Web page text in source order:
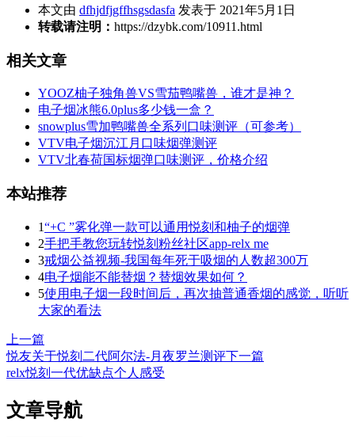
本文由 dfhjdfjgffhsgsdasfa 发表于 2021年5月1日
转载请注明： https://dzybk.com/10911.html
相关文章
YOOZ柚子独角兽VS雪茄鸭嘴兽，谁才是神？
电子烟冰熊6.0plus多少钱一盒？
snowplus雪加鸭嘴兽全系列口味测评（可参考）
VTV电子烟沉江月口味烟弹测评
VTV北春荷国标烟弹口味测评，价格介绍
本站推荐
1“+C ”雾化弹一款可以通用悦刻和柚子的烟弹
2手把手教您玩转悦刻粉丝社区app-relx me
3戒烟公益视频-我国每年死于吸烟的人数超300万
4电子烟能不能替烟？替烟效果如何？
5使用电子烟一段时间后，再次抽普通香烟的感觉，听听
大家的看法
上一篇
悦友关于悦刻二代阿尔法-月夜罗兰测评下一篇
relx悦刻一代优缺点个人感受
文章导航